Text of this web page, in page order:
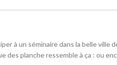
à un séminaire dans la belle ville
des planche ressemble à ça : ou